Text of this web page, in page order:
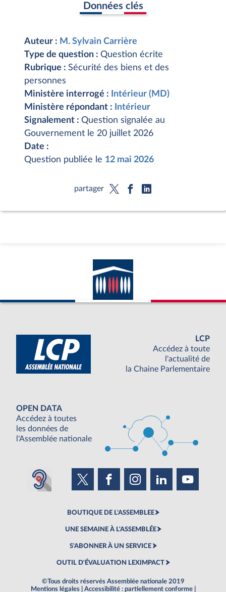
Données clés
Auteur : M. Sylvain Carrière
Type de question : Question écrite
Rubrique : Sécurité des biens et des
personnes
Ministère interrogé :
Intérieur (MD)
Ministère répondant :
Intérieur
Signalement : Question signalée au
Gouvernement le 20 juillet 2026
Date :
Question publiée le 12 mai 2026
partager
LCP
Accédez à toute
l'actualité de
la Chaine Parlementaire
OPEN DATA
Accédez à toutes
les données de
l'Assemblée nationale
BOUTIQUE DE L'ASSEMBLEE
UNE SEMAINE À L'ASSEMBLÉE
S'ABONNER À UN SERVICE
OUTIL D'ÉVALUATION LEXIMPACT
©Tous droits réservés Assemblée nationale 2019
Mentions légales
Accessibilité : partiellement conforme